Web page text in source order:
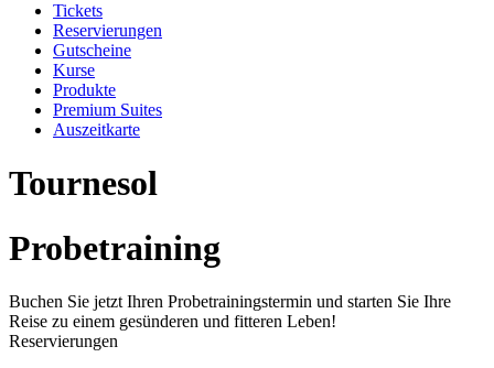
Tickets
Reservierungen
Gutscheine
Kurse
Produkte
Premium Suites
Auszeitkarte
Tournesol
Probetraining
Buchen Sie jetzt Ihren Probetrainingstermin und starten Sie Ihre
Reise zu einem gesünderen und fitteren Leben!
Reservierungen